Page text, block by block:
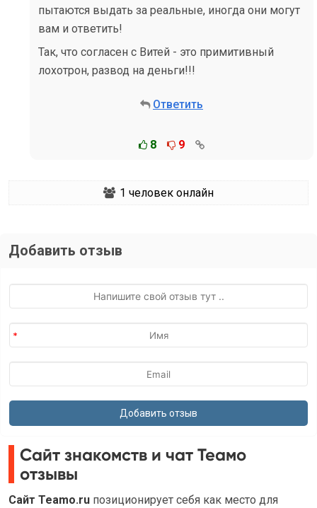
пытаются выдать за реальные, иногда они могут
вам и ответить!
Так, что согласен с Витей - это примитивный
лохотрон, развод на деньги!!!
Ответить
8 9
1 человек онлайн
Добавить отзыв
Сайт знакомств и чат Теамо
отзывы
Сайт Teamo.ru позиционирует себя как место для